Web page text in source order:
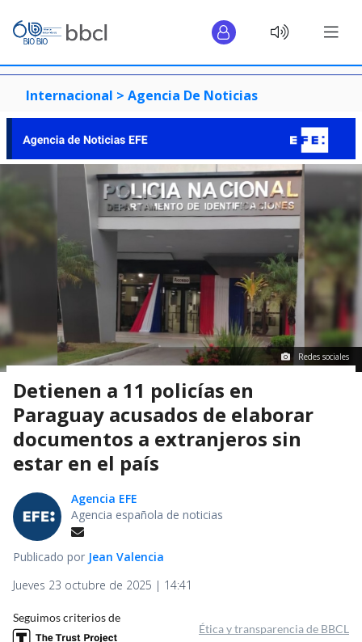
Internacional > Agencia De Noticias
Redes sociales
Detienen a 11 policías en
Paraguay acusados de elaborar
documentos a extranjeros sin
estar en el país
Agencia EFE
Agencia española de noticias
Publicado por Jean Valencia
Jueves 23 octubre de 2025 | 14:41
Seguimos criterios de
Ética y transparencia de BBCL